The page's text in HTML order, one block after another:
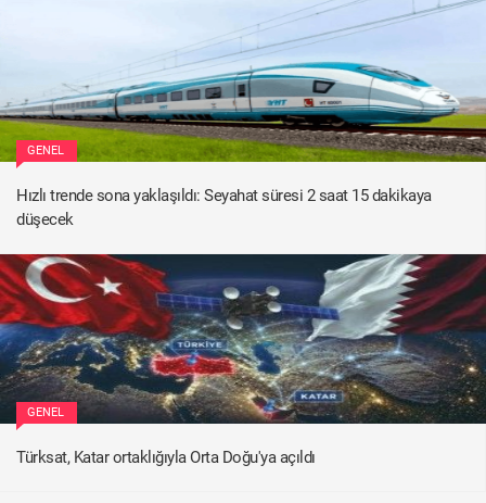
GENEL
Hızlı trende sona yaklaşıldı: Seyahat süresi 2 saat 15 dakikaya
düşecek
GENEL
Türksat, Katar ortaklığıyla Orta Doğu'ya açıldı